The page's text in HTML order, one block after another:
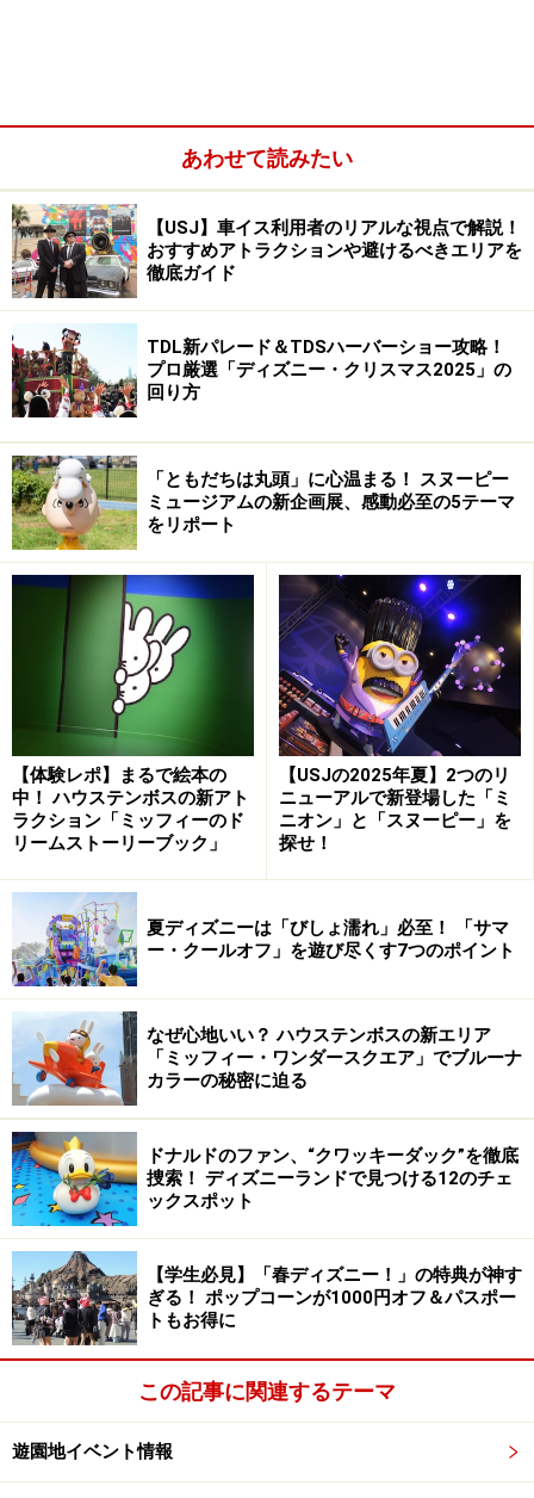
【2】東京ディズニーシー「ミニー＆フレンズのハーバ
ーグリーティング：トータリー・ミニーマウス」
■「トータリー・ミニーマウス」スペシャルメニュー
【3】東京ディズニーランドのスペシャルメニュー
【4】東京ディズニーシーのスペシャルメニュー
■「トータリー・ミニーマウス」のスペシャルグッズ
【6】2パーク共通のスペシャルグッズ
上の【1】～【6】をタップすれば、ご覧になりたい記事
に飛びますので、お好きなところからどうぞ。
【1】東京ディズニーランド「ミニー＆フレ
ンズのグリーティングパレード：トータリ
ー・ミニーマウス」
東京ディズニーランドのパレードルートでは、ミニーマ
ウスをはじめとするディズニーの仲間たちが、これまで
東京ディズニーランドを彩ってきたエンターテインメン
トの音楽とコスチュームで挨拶に来てくれます。
【場所】パレードルート
【上演】1日1～2回（約25分）
ミニーマウス＆フレンズが元気にご挨拶!!
なお、以下の3つの期間で内容が変わります。
【1月18日（火）～2月13日（日）】
テーマ：陽気なミニーマウス……「ミニー・オー！ ミニ
ー」の音楽やコスチュームで登場
【2月14日（月）～3月1日（火）】
テーマ：夢見るミニーマウス……「ディズニー・プリンセ
ス・デイズ」の音楽やコスチュームで登場
あわせて読みたい
【USJ】車イス利用者のリアルな視点で解説！
おすすめアトラクションや避けるべきエリアを
徹底ガイド
TDL新パレード＆TDSハーバーショー攻略！
プロ厳選「ディズニー・クリスマス2025」の
回り方
「ともだちは丸頭」に心温まる！ スヌーピー
ミュージアムの新企画展、感動必至の5テーマ
をリポート
【体験レポ】まるで絵本の
中！ ハウステンボスの新アト
ラクション「ミッフィーのド
リームストーリーブック」
【USJの2025年夏】2つのリ
ニューアルで新登場した「ミ
ニオン」と「スヌーピー」を
探せ！
夏ディズニーは「びしょ濡れ」必至！ 「サマ
ー・クールオフ」を遊び尽くす7つのポイント
なぜ心地いい？ ハウステンボスの新エリア
「ミッフィー・ワンダースクエア」でブルーナ
カラーの秘密に迫る
ドナルドのファン、“クワッキーダック”を徹底
捜索！ ディズニーランドで見つける12のチェ
ックスポット
【学生必見】「春ディズニー！」の特典が神す
ぎる！ ポップコーンが1000円オフ＆パスポー
トもお得に
この記事に関連するテーマ
遊園地イベント情報